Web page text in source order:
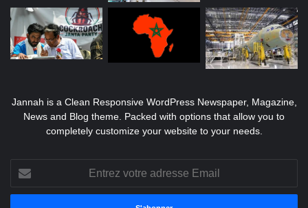
Jannah is a Clean Responsive WordPress Newspaper, Magazine,
News and Blog theme. Packed with options that allow you to
completely customize your website to your needs.
votre
adresse